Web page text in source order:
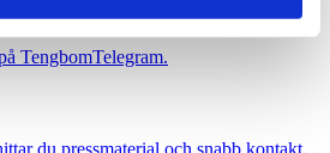
TengbomTelegram.